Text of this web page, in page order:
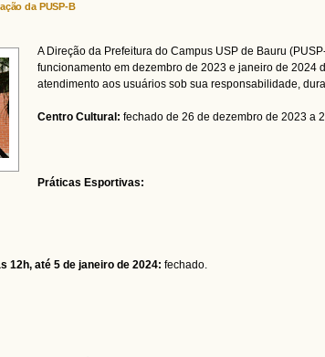
da PUSP-B
A Direção da Prefeitura do Campus USP de Bauru
funcionamento em dezembro de 2023 e janeiro de 2024
atendimento aos usuários sob sua responsabilidade,
Centro Cultural: fechado de 26 de dezembro de 2023 a
Práticas Esportivas:
12h, até 5 de janeiro de 2024: fechado.